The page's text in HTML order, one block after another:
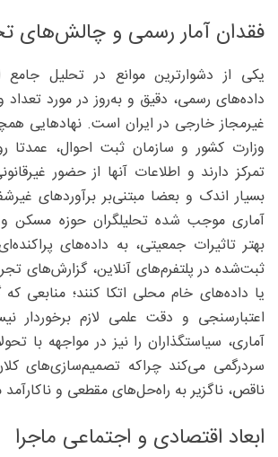
فقدان آمار رسمی و چالش‌های
یکی از دشوارترین موانع در تحلیل جامع
داده‌های رسمی، دقیق و به‌روز در مورد تعداد
غیرمجاز خارجی در ایران است. نهادهایی
وزارت کشور و سازمان ثبت احوال، عمدتا
تمرکز دارند و اطلاعات آنها از حضور
بسیار اندک و بعضا مبتنی‌بر برآوردهای
آماری موجب شده تحلیلگران حوزه مسکن و
بهتر تاثیرات جمعیتی، به داده‌های
ثبت‌شده در پلتفرم‌های آنلاین، گزارش‌های
یا داده‌های خام محلی اتکا کنند؛ منابعی که
اعتبارسنجی و دقت علمی لازم برخوردار
آماری، سیاستگذاران را نیز در مواجهه با
سردرگمی می‌کند چراکه تصمیم‌سازی‌های
ناقص، ناگزیر به راه‌حل‌های مقطعی و
ابعاد اقتصادی و اجتماعی ماجرا